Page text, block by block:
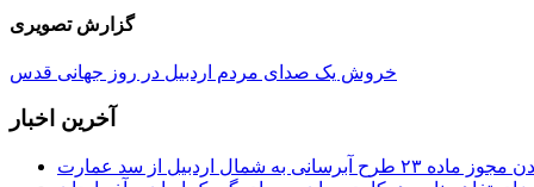
گزارش تصویری
خروش یک صدای مردم اردبیل در روز جهانی قدس
آخرین اخبار
آبرسانی به شمال اردبیل از سد عمارت